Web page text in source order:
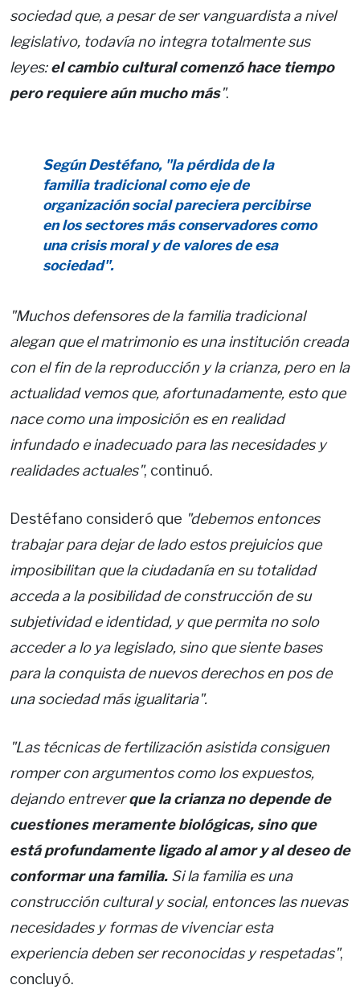
sociedad que, a pesar de ser vanguardista a nivel
legislativo, todavía no integra totalmente sus
leyes:el cambio cultural comenzó hace tiempo
pero requiere aún mucho más".
Según Destéfano, "la pérdida de la
familia tradicional como eje de
organización social pareciera percibirse
en los sectores más conservadores como
una crisis moral y de valores de esa
sociedad".
"Muchos defensores de la familia tradicional
alegan que el matrimonio es una institución creada
con el fin de la reproducción y la crianza, pero en la
actualidad vemos que, afortunadamente, esto que
nace como una imposición es en realidad
infundado e inadecuado para las necesidades y
realidades actuales", continuó.
Destéfano consideró que "debemos entonces
trabajar para dejar de lado estos prejuicios que
imposibilitan que la ciudadanía en su totalidad
acceda a la posibilidad de construcción de su
subjetividad e identidad, y que permita no solo
acceder a lo ya legislado, sino que siente bases
para la conquista de nuevos derechos en pos de
una sociedad más igualitaria".
"Las técnicas de fertilización asistida consiguen
romper con argumentos como los expuestos,
dejando entreverque la crianza no depende de
cuestiones meramente biológicas, sino que
está profundamente ligado al amor y al deseo de
conformar una familia. Si la familia es una
construcción cultural y social, entonces las nuevas
necesidades y formas de vivenciar esta
experiencia deben ser reconocidas y respetadas",
concluyó.